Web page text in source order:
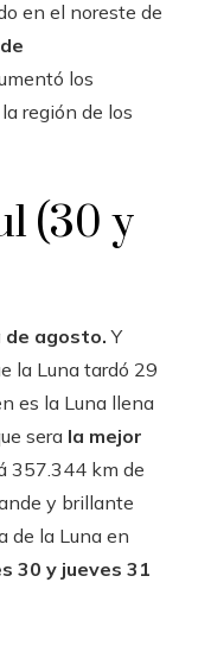
en el noreste de
los
región de los
(30 y
de agosto. Y
la Luna tardó 29
es la Luna llena
sera la mejor
357.344 km de
y brillante
de la Luna en
30 y jueves 31